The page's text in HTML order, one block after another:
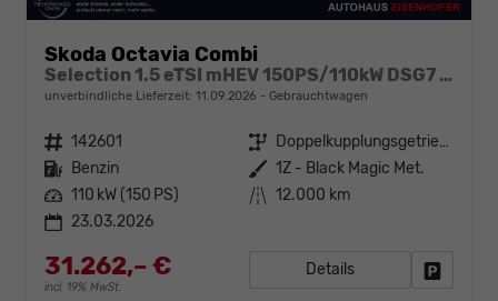
Skoda Octavia Combi
Selection 1.5 eTSI mHEV 150PS/110kW DSG7 2026 +AHK+3-ZONE+RFK+KESSY+EL.HECK+BHZ. LENKRAD
unverbindliche Lieferzeit: 11.09.2026 Gebrauchtwagen
Fahrzeugnr. 142601 Getriebe
Doppelkupplungsgetriebe (DSG)
Kraftstoff Benzin Außenfarbe 1Z - Black Magic Met.
Leistung 110 kW (150 PS) Kilometerstand 12.000 km
23.03.2026
31.262,– €
incl. 19% MwSt.
Details